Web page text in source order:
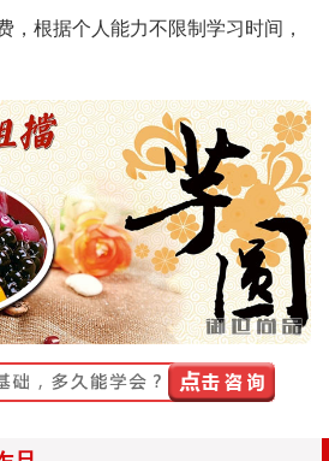
，根据个人能力不限制学习时间，